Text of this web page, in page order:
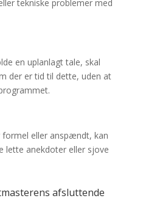
tekniske problemer med
en uplanlagt tale, skal
der er tid til dette, uden at
eller anspændt, kan
lette anekdoter eller sjove
afsluttende